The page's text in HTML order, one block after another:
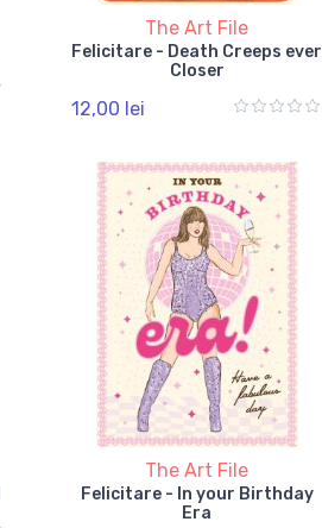
The Art File
Felicitare - Death Creeps ever
Closer
12,00 lei
The Art File
Felicitare - In your Birthday
Era